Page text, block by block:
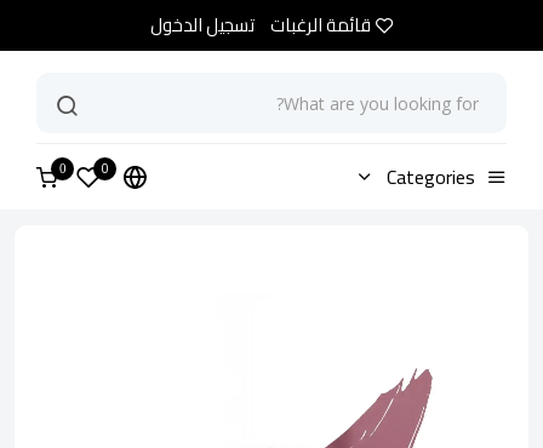
قائمة الرغبات تسجيل الدخول
Categories
0
0 الرئيسية مناكير ايسي ايلاند هوبنق